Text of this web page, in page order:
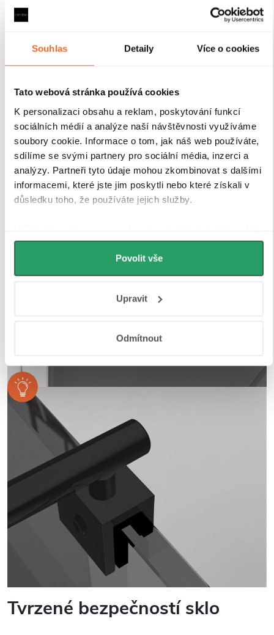
Souhlas Detaily Více o cookies
Tato webová stránka používá cookies
K personalizaci obsahu a reklam, poskytování funkcí
sociálních médií a analýze naší návštěvnosti využíváme
soubory cookie. Informace o tom, jak náš web používáte,
sdílíme se svými partnery pro sociální média, inzerci a
analýzy. Partneři tyto údaje mohou zkombinovat s dalšími
informacemi, které jste jim poskytli nebo které získali v
důsledku toho, že používáte jejich služby.
můžeme používat cookies pro analytiku a
personalizovanou reklamu. Jak Google zpracovává
osobní údaje najdete na stránkách
Povolit vše
Upravit
Odmítnout
Sprchové kouty a zástěny CERANO jsou vybaveny
odolnými hliníkovými profily o výšce 200 cm a
stabilitu celé konstrukce. Díky
drobných nerovností stěnje instalace rychlá, přesná a
bez nutnosti dalších stavebních zásahů.Antikorozní
úpravanavíc garantuje dlouhou životnost i při
každodenním používání v náročném koupelnovém
prostředí..
Tvrzené bezpečností sklo